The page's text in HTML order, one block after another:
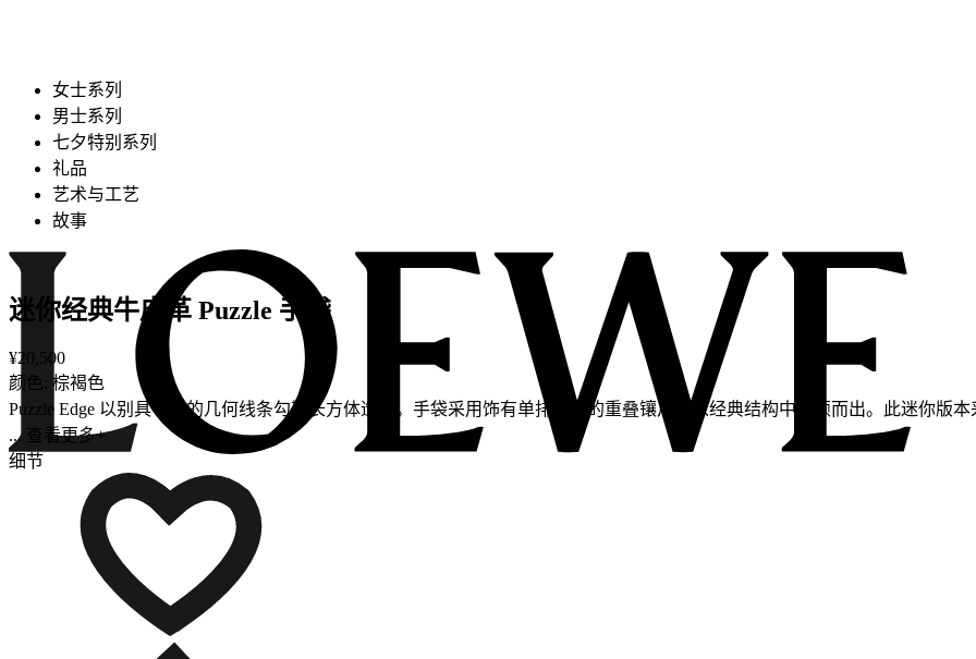
女士系列
男士系列
七夕特别系列
礼品
艺术与工艺
故事
迷你经典牛皮革 Puzzle 手袋
¥20,500
颜色: 棕褐色
Puzzle Edge 以别具一格的几何线条勾勒长方体造型。手袋采用饰有单排缝线的重叠镶片，从经典结构中脱颖而出。此迷你版本
... 查看更多+
细节